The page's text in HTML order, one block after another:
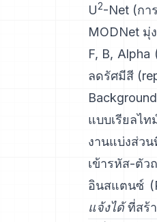
U2-Net(กา
MODNetมุ่ง
F, B, Alpha
ลดรัศมีสี (
แบบเรียลไ
งานแบ่งส่ว
เข้ารหัส-ตัว
อินสแตนซ์ (
แจ้งได้ที่สร้า